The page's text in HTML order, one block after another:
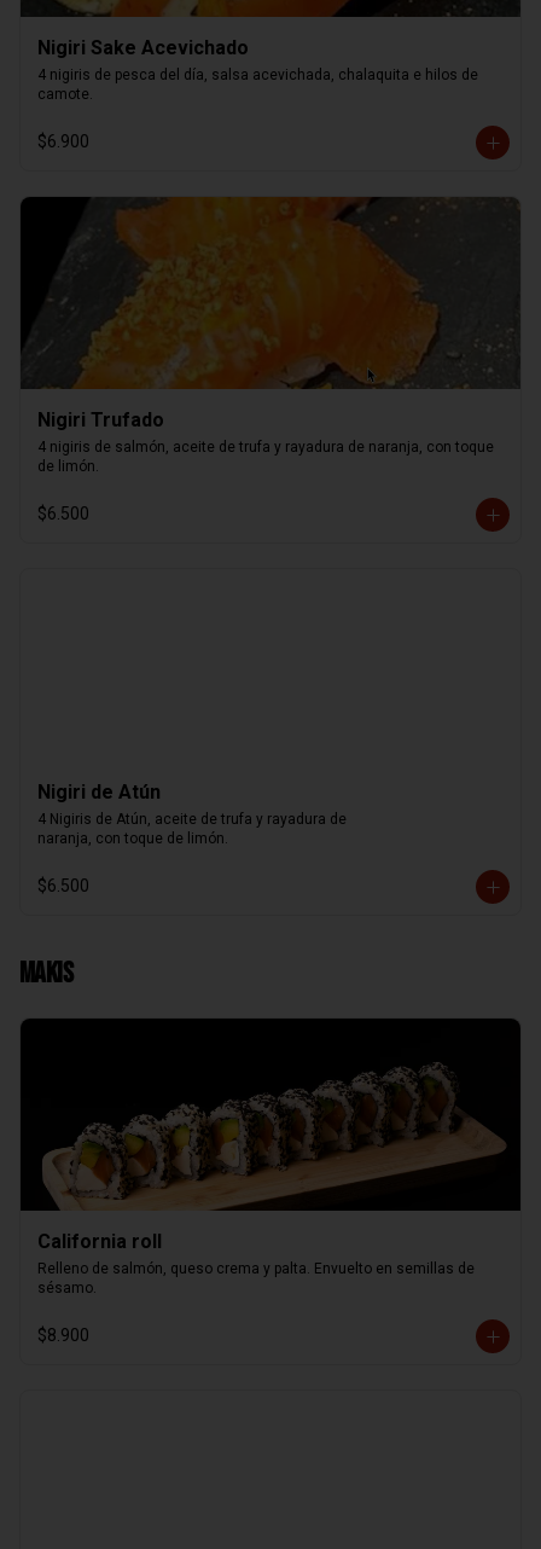
Nigiri Sake Acevichado
4 nigiris de pesca del día, salsa acevichada, chalaquita e hilos de
camote.
$6.900
Nigiri Trufado
4 nigiris de salmón, aceite de trufa y rayadura de naranja, con toque
de limón.
$6.500
Nigiri de Atún
4 Nigiris de Atún, aceite de trufa y rayadura de
naranja, con toque de limón.
$6.500
Makis
California roll
Relleno de salmón, queso crema y palta. Envuelto en semillas de
sésamo.
$8.900